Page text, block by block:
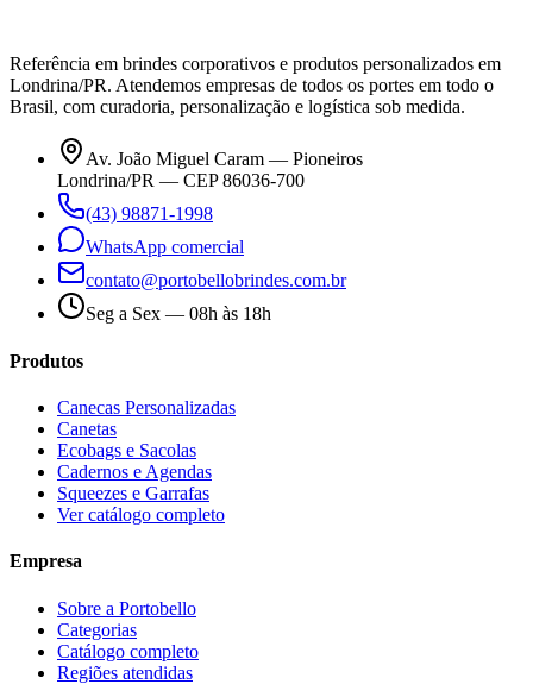
Referência em brindes corporativos e produtos personalizados em
Londrina/PR. Atendemos empresas de todos os portes em todo o
Brasil, com curadoria, personalização e logística sob medida.
Av. João Miguel Caram — Pioneiros
Londrina/PR — CEP 86036-700
(43) 98871-1998
WhatsApp comercial
contato@portobellobrindes.com.br
Seg a Sex — 08h às 18h
Produtos
Canecas Personalizadas
Canetas
Ecobags e Sacolas
Cadernos e Agendas
Squeezes e Garrafas
Ver catálogo completo
Empresa
Sobre a Portobello
Categorias
Catálogo completo
Regiões atendidas